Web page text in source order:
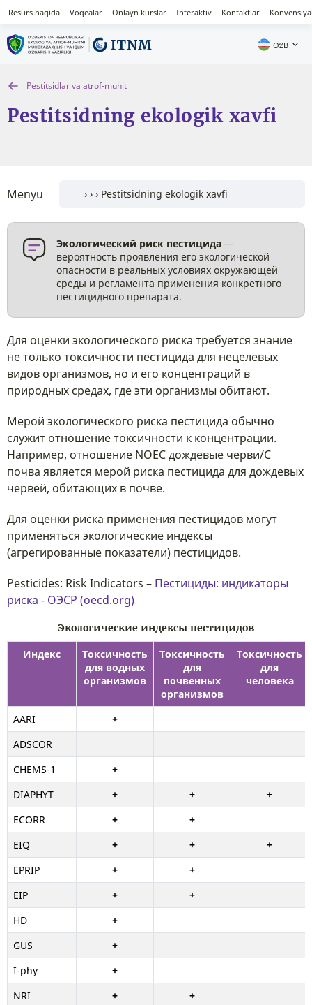
Resurs haqida Voqealar Onlayn kurslar Interaktiv Kontaktlar
OʻZB
Pestitsidlar va atrof-muhit
Pestitsidning ekologik xavfi
Menyu
Экологический риск пестицида —
вероятность проявления его экологической
опасности в реальных условиях окружающей
среды и регламента применения конкретного
пестицидного препарата.
Для оценки экологического риска требуется знание
не только токсичности пестицида для нецелевых
видов организмов, но и его концентраций в
природных средах, где эти организмы обитают.
Мерой экологического риска пестицида обычно
служит отношение токсичности к концентрации.
Например, отношение NOEC дождевые черви/C
почва является мерой риска пестицида для дождевых
червей, обитающих в почве.
Для оценки риска применения пестицидов могут
применяться экологические индексы
(агрегированные показатели) пестицидов.
Pesticides: Risk Indicators – Пестициды: индикаторы
риска - ОЭСР (oecd.org)
Экологические индексы пестицидов
Индекс
Токсичность
для водных
организмов
Токсичность
для
почвенных
организмов
Токсичность
для
человека
AARI
+
ADSCOR
CHEMS-1
+
DIAPHYT
+ +
+
ECORR
+
+
EIQ
+ +
+
EPRIP
+
+
EIP
+
+
HD
+
GUS
+
I-phy
+
NRI
+
+